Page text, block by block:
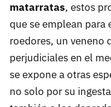
matarratas, estos
que se emplean
roedores, un veneno
perjudiciales en el
se expone a otras
no solo por su